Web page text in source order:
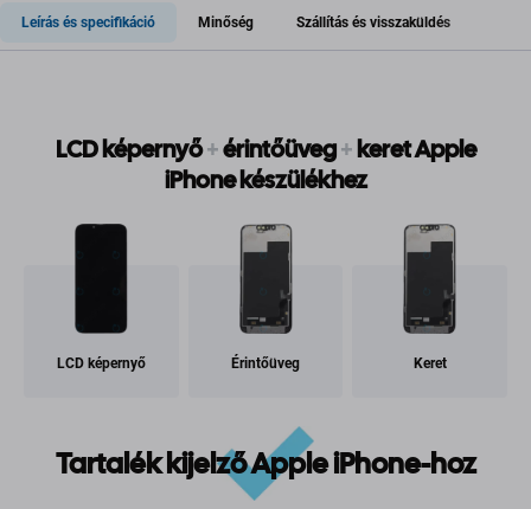
Leírás és specifikáció Minőség Szállítás és visszaküldés
LCD képernyő+érintőüveg+keret Apple
iPhone készülékhez
LCD képernyő Érintőüveg Keret
Tartalék kijelző Apple iPhone-hoz